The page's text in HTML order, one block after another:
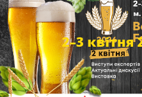
2–3 квітня